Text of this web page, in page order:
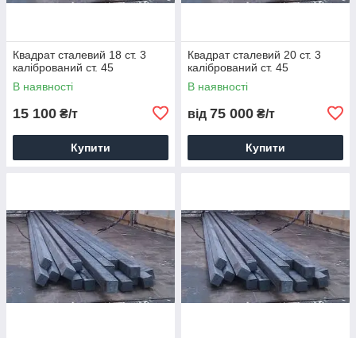
Квадрат сталевий 18 ст. 3
калібрований ст. 45
В наявності
15 100 ₴/т
Купити
Квадрат сталевий 20 ст. 3
калібрований ст. 45
В наявності
від 75 000 ₴/т
Купити